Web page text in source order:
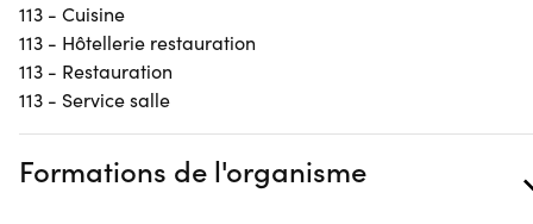
113 - Cuisine
113 - Hôtellerie restauration
113 - Restauration
113 - Service salle
Formations de l'organisme